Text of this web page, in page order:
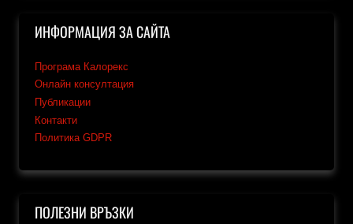
ИНФОРМАЦИЯ ЗА САЙТА
Програма Калорекс
Онлайн консултация
Публикации
Контакти
Политика GDPR
ПОЛЕЗНИ ВРЪЗКИ